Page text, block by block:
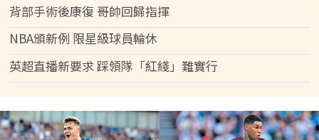
背部手術後康復 哥帥回歸指揮
NBA頒新例 限星級球員輪休
英超直播新要求 踩領隊「紅綫」難實行